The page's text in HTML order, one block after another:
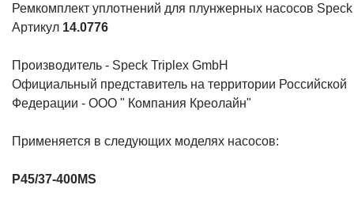
Ремкомплект уплотнений для плунжерных насосов Speck
Артикул 14.0776
Производитель - Speck Triplex GmbH
Официальный представитель на территории Российской
Федерации - ООО " Компания Креолайн"
Применяется в следующих моделях насосов:
P45/37-400MS